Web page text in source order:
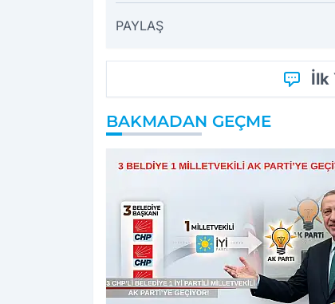
PAYLAŞ
İlk
BAKMADAN GEÇME